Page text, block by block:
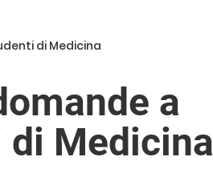
di Medicina
a
Medicina